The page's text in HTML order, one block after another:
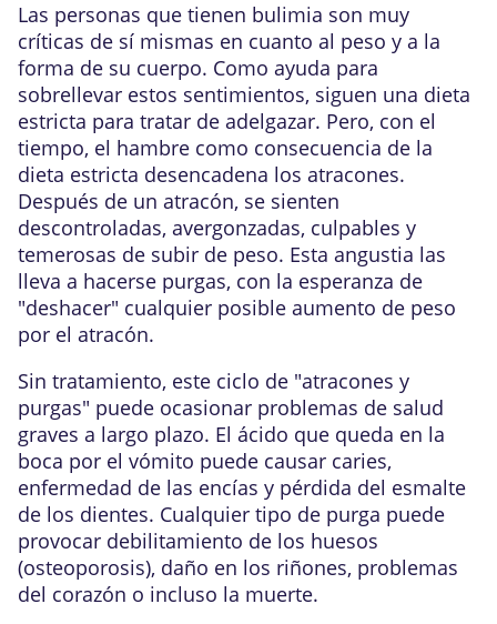
Las personas que tienen bulimia son muy
críticas de sí mismas en cuanto al peso y a la
forma de su cuerpo. Como ayuda para
sobrellevar estos sentimientos, siguen una dieta
estricta para tratar de adelgazar. Pero, con el
tiempo, el hambre como consecuencia de la
dieta estricta desencadena los atracones.
Después de un atracón, se sienten
descontroladas, avergonzadas, culpables y
temerosas de subir de peso. Esta angustia las
lleva a hacerse purgas, con la esperanza de
"deshacer" cualquier posible aumento de peso
por el atracón.
Sin tratamiento, este ciclo de "atracones y
purgas" puede ocasionar problemas de salud
graves a largo plazo. El ácido que queda en la
boca por el vómito puede causar caries,
enfermedad de las encías y pérdida del esmalte
de los dientes. Cualquier tipo de purga puede
provocar debilitamiento de los huesos
(osteoporosis), daño en los riñones, problemas
del corazón o incluso la muerte.